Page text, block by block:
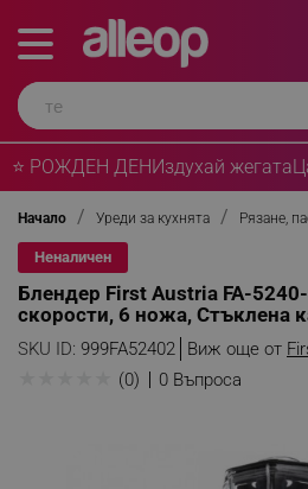
⭐ РОЖДЕН ДЕНИздухай жегата
Начало Уреди за кухнята Рязане,
Неналичен
Блендер First Austria FA-
скорости, 6 ножа, Стъклена
SKU ID: 999FA52402 Виж още от
(0) 0 Въпроса